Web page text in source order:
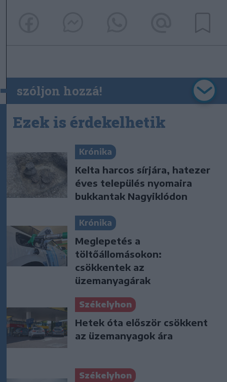
szóljon hozzá!
Ezek is érdekelhetik
Krónika
Kelta harcos sírjára, hatezer
éves település nyomaira
bukkantak Nagyiklódon
Krónika
Meglepetés a
töltőállomásokon:
csökkentek az
üzemanyagárak
Székelyhon
Hetek óta először csökkent
az üzemanyagok ára
Székelyhon